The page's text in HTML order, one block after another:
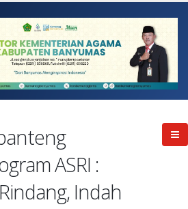
ASRI :
Indah